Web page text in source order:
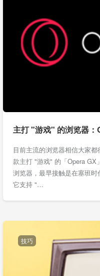
主打 "游戏" 的浏览器：
目前主流的浏览器相信大家
款主打 "游戏" 的「Opera GX
浏览器，最早接触是在塞班
它支持 "…
技巧